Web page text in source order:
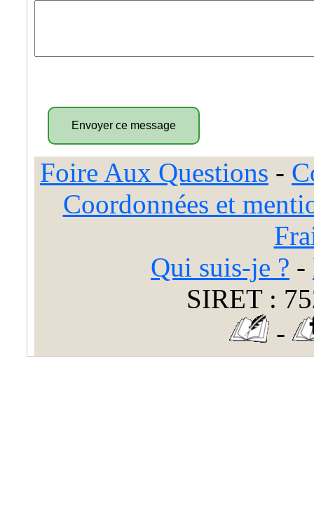
Foire Aux Questions -
Coordonnées et
Qui suis-je ? -
SIRET :
-